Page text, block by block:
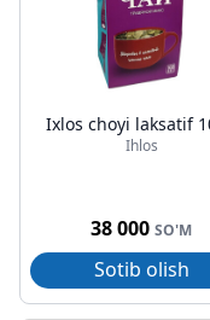
Ixlos choyi laksatif
Ihlos
38 000 SO'M
Sotib olish